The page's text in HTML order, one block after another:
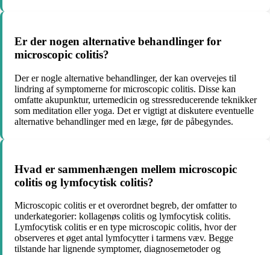
Er der nogen alternative behandlinger for
microscopic colitis?
Der er nogle alternative behandlinger, der kan overvejes til
lindring af symptomerne for microscopic colitis. Disse kan
omfatte akupunktur, urtemedicin og stressreducerende teknikker
som meditation eller yoga. Det er vigtigt at diskutere eventuelle
alternative behandlinger med en læge, før de påbegyndes.
Hvad er sammenhængen mellem microscopic
colitis og lymfocytisk colitis?
Microscopic colitis er et overordnet begreb, der omfatter to
underkategorier: kollagenøs colitis og lymfocytisk colitis.
Lymfocytisk colitis er en type microscopic colitis, hvor der
observeres et øget antal lymfocytter i tarmens væv. Begge
tilstande har lignende symptomer, diagnosemetoder og